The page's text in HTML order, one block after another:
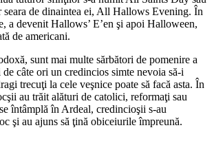
de dinaintea ei, All Hallows Evening. În
a devenit Hallows’ E’en şi apoi Halloween,
de americani.
sunt mai multe sărbători de pomenire a
câte ori un credincios simte nevoia să-i
trecuţi la cele veşnice poate să facă asta. În
au trăit alături de catolici, reformaţi sau
întâmplă în Ardeal, credincioşii s-au
şi au ajuns să ţină obiceiurile împreună.